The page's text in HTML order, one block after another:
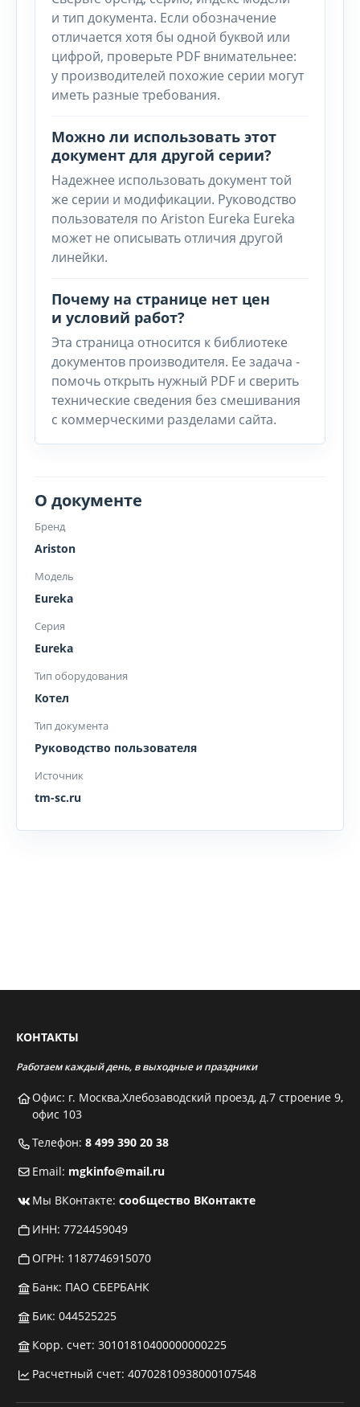
и тип документа. Если обозначение
отличается хотя бы одной буквой или
цифрой, проверьте PDF внимательнее:
у производителей похожие серии могут
иметь разные требования.
Можно ли использовать этот
документ для другой серии?
Надежнее использовать документ той
же серии и модификации. Руководство
пользователя по Ariston Eureka Eureka
может не описывать отличия другой
линейки.
Почему на странице нет цен
и условий работ?
Эта страница относится к библиотеке
документов производителя. Ее задача -
помочь открыть нужный PDF и сверить
технические сведения без смешивания
с коммерческими разделами сайта.
О документе
Бренд
Ariston
Модель
Eureka
Серия
Eureka
Тип оборудования
Котел
Тип документа
Руководство пользователя
Источник
tm-sc.ru
КОНТАКТЫ
Работаем каждый день, в выходные и праздники
Офис: г. Москва,Хлебозаводский проезд, д.7 строение 9,
офис 103
Телефон: 8 499 390 20 38
Email: mgkinfo@mail.ru
Мы ВКонтакте: сообщество ВКонтакте
ИНН: 7724459049
ОГРН: 1187746915070
Банк: ПАО СБЕРБАНК
Бик: 044525225
Корр. счет: 30101810400000000225
Расчетный счет: 40702810938000107548